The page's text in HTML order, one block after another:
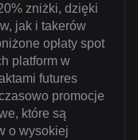
zniżki, dzięki
jak i takerów
opłaty spot
platform w
futures
promocje
które są
o wysokiej